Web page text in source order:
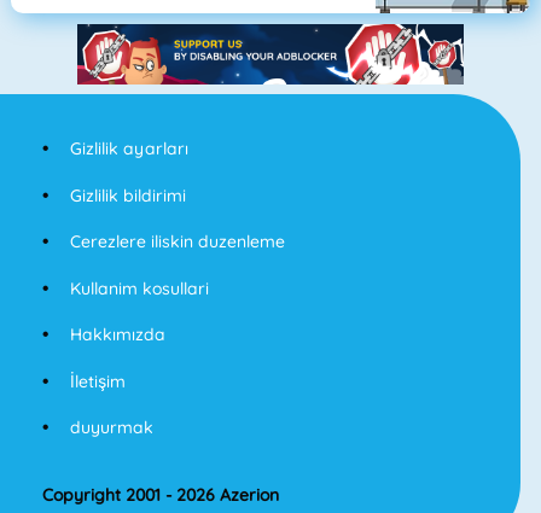
Gizlilik ayarları
Gizlilik bildirimi
Cerezlere iliskin duzenleme
Kullanim kosullari
Hakkımızda
İletişim
duyurmak
Copyright 2001 - 2026 Azerion